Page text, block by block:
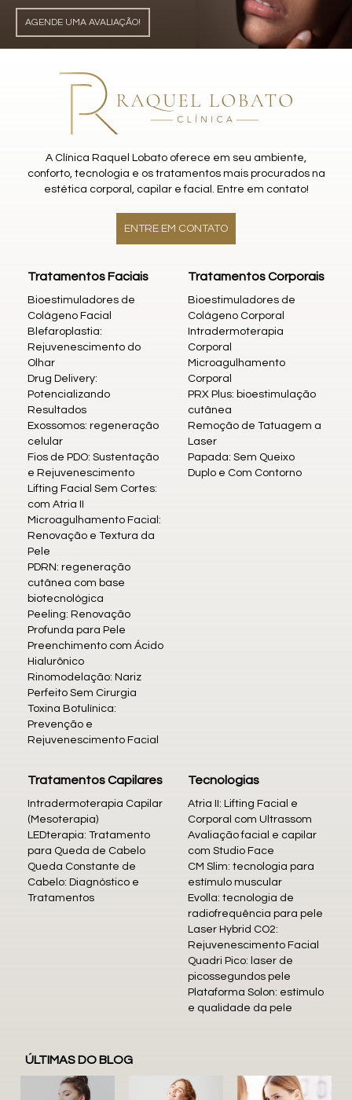
AGENDE UMA AVALIAÇÃO!
A Clínica Raquel Lobato oferece em seu ambiente,
conforto, tecnologia e os tratamentos mais procurados na
estética corporal, capilar e facial. Entre em contato!
ENTRE EM CONTATO
Tratamentos Faciais
Bioestimuladores de
Colágeno Facial
Blefaroplastia:
Rejuvenescimento do
Olhar
Drug Delivery:
Potencializando
Resultados
Exossomos: regeneração
celular
Fios de PDO: Sustentação
e Rejuvenescimento
Lifting Facial Sem Cortes:
com Atria II
Microagulhamento Facial:
Renovação e Textura da
Pele
PDRN: regeneração
cutânea com base
biotecnológica
Peeling: Renovação
Profunda para Pele
Preenchimento com Ácido
Hialurônico
Rinomodelação: Nariz
Perfeito Sem Cirurgia
Toxina Botulínica:
Prevenção e
Rejuvenescimento Facial
Tratamentos Corporais
Bioestimuladores de
Colágeno Corporal
Intradermoterapia
Corporal
Microagulhamento
Corporal
PRX Plus: bioestimulação
cutânea
Remoção de Tatuagem a
Laser
Papada: Sem Queixo
Duplo e Com Contorno
Tratamentos Capilares
Intradermoterapia Capilar
(Mesoterapia)
LEDterapia: Tratamento
para Queda de Cabelo
Queda Constante de
Cabelo: Diagnóstico e
Tratamentos
Tecnologias
Atria II: Lifting Facial e
Corporal com Ultrassom
Avaliação facial e capilar
com Studio Face
CM Slim: tecnologia para
estímulo muscular
Evolla: tecnologia de
radiofrequência para pele
Laser Hybrid CO2:
Rejuvenescimento Facial
Quadri Pico: laser de
picossegundos pele
Plataforma Solon: estímulo
e qualidade da pele
ÚLTIMAS DO BLOG